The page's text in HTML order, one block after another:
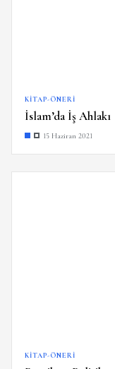
KITAP-ÖNERI
İslam’da İş Ahlakı
15 Haziran 2021
KITAP-ÖNERI